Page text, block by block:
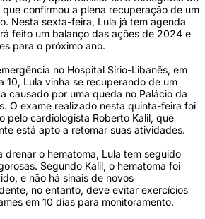
que confirmou a plena recuperação de um
Nesta sexta-feira, Lula já tem agenda
feito um balanço das ações de 2024 e
para o próximo ano.
no Hospital Sírio-Libanês, em
10, Lula vinha se recuperando de um
causado por uma queda no Palácio da
O exame realizado nesta quinta-feira foi
pelo cardiologista Roberto Kalil, que
está apto a retomar suas atividades.
drenar o hematoma, Lula tem seguido
Segundo Kalil, o hematoma foi
e não há sinais de novos
no entanto, deve evitar exercícios
em 10 dias para monitoramento.